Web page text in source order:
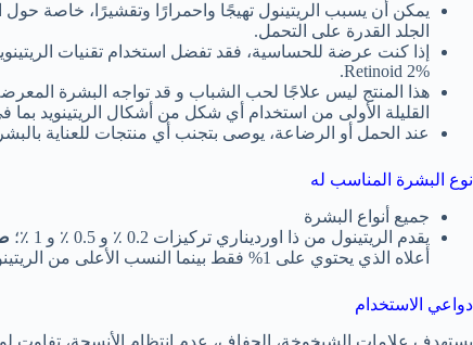
يمكن أن يسبب الريتينول تهيجًا واحمرارًا وتقشيرًا، خاصة حول
الجلد القدرة على التحمل.
Retinoid 2%.
هذا المنتج ليس علاجًا لحب الشباب و قد تواجه البشرة
القليلة الأولى من استخدام أي شكل من أشكال الريتينويد
عند الحمل أو الرضاعة، يوصى بتجنب أي منتجات للعناية
نوع البشرة المناسب له
جميع أنواع البشرة
يقدم الريتينول من ذا اورديناري تركيزات 0.2 ٪ و 0.5 ٪ و 1 ٪؛
أعلاه الذي يحتوي على 1% فقط بينما النسب الأعلى من الريتينول تتناسب مع
دواعي الاستخدام
يستهدف علامات الشيخوخة، الجفاف، عدم انتظام الأنسجة، تفاوت